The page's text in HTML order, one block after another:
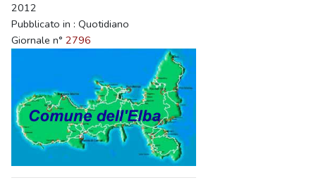
2012
Pubblicato in : Quotidiano
Giornale n° 2796